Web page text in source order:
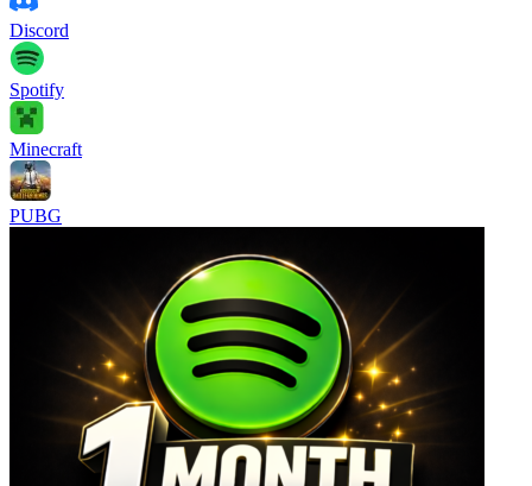
Discord
Spotify
Minecraft
PUBG